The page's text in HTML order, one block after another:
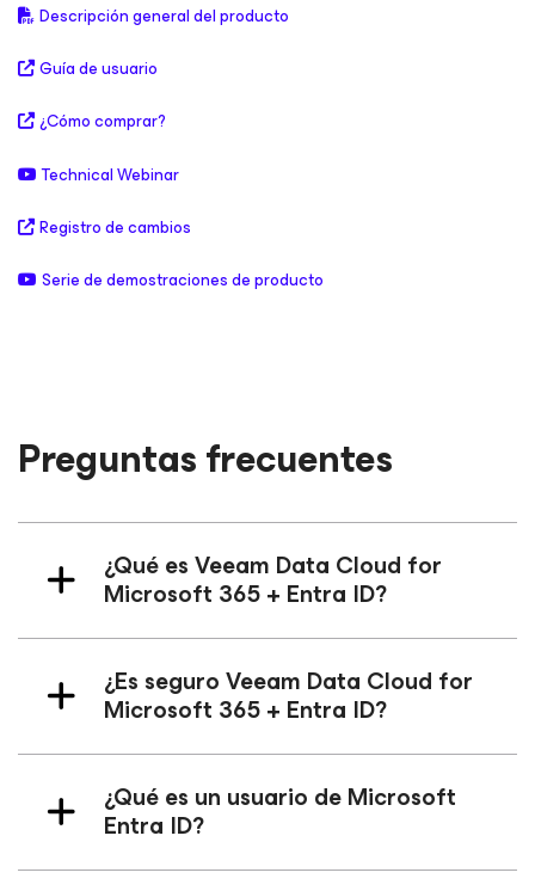
Descripción general del producto
Guía de usuario
¿Cómo comprar?
Technical Webinar
Registro de cambios
Serie de demostraciones de producto
Preguntas frecuentes
¿Qué es Veeam Data Cloud for
Microsoft 365+ Entra ID?
¿Es seguro Veeam Data Cloud for
Microsoft 365+ Entra ID?
¿Qué es un usuario de Microsoft
Entra ID?